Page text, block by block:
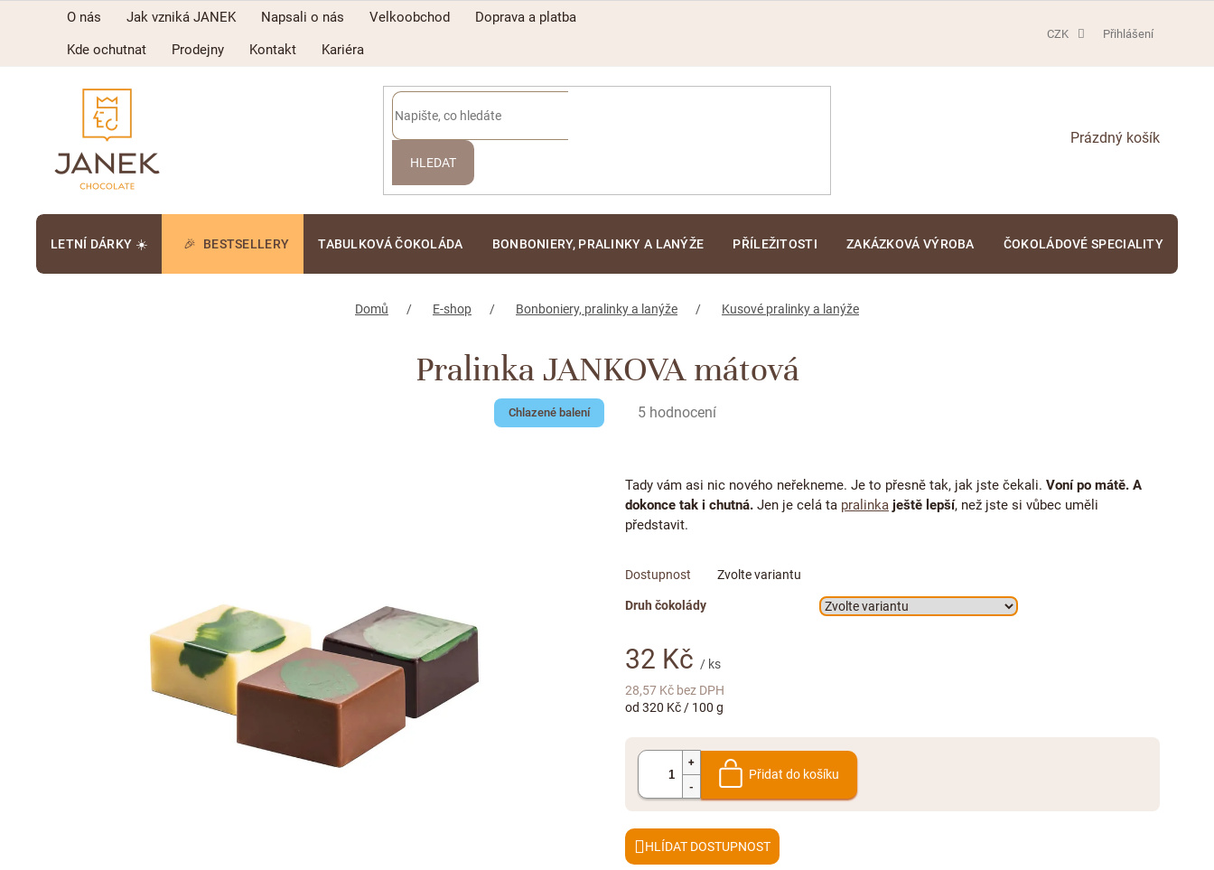
O nás Jak vzniká JANEK Napsali o nás Velkoobchod
Doprava a platba
Kde ochutnat
Prodejny Kontakt Kariéra
CZK Přihlášení
HLEDAT
NÁKUPNÍ
LETNÍ DÁRKY ☀️ BESTSELLERY TABULKOVÁ ČOKOLÁDA BONBONIERY, PRALINKY A LANÝŽE PŘÍLEŽITOSTI ZAKÁZKOVÁ VÝROBA ČOKOLÁDOVÉ SPECIALITY
Domů E-shop Bonboniery, pralinky a lanýže Kusové pralinky a lanýže
Pralinka JANKOVA mátová
Chlazené balení
Průměrné
5,0
z
5
5 hodnocení
32 Kč / ks
28,57 Kč bez DPH
Měrná
od 320 Kč / 100 g
Zvolte variantu
Druh čokolády
Přidat do košíku
Tady vám asi nic nového neřekneme. Je to přesně tak, jak jste čekali. Voní po mátě. A
dokonce tak i chutná. Jen je celá ta pralinka ještě lepší, než jste si vůbec uměli
představit.
HLÍDAT